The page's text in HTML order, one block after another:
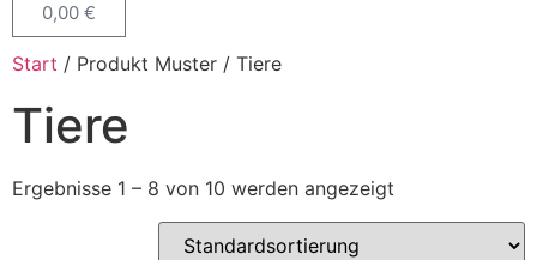
0,00 €
Start / Produkt Muster / Tiere
Tiere
Ergebnisse 1 – 8 von 10 werden angezeigt